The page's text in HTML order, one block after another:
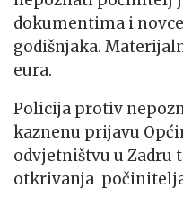
dokumentima i
godišnjaka.
eura.
Policija protiv
kaznenu prijavu
odvjetništvu u Zadru
otkrivanja